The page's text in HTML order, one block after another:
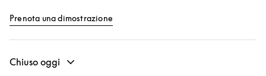
Prenota una dimostrazione
Chiuso oggi